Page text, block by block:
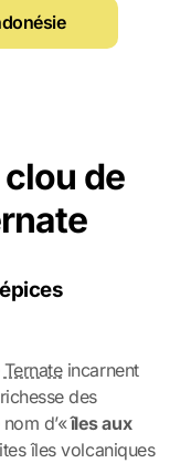
de
Ternateincarnent
des
d’«îles aux
îles volcaniques